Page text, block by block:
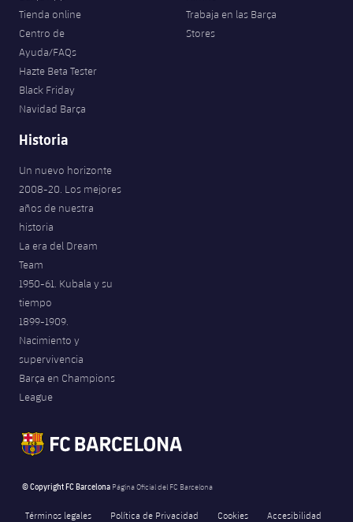
Tienda online
Centro de
Ayuda/FAQs
Hazte Beta Tester
Black Friday
Navidad Barça
Trabaja en las Barça
Stores
Historia
Un nuevo horizonte
2008-20. Los mejores
años de nuestra
historia
La era del Dream
Team
1950-61. Kubala y su
tiempo
1899-1909.
Nacimiento y
supervivencia
Barça en Champions
League
© Copyright FC Barcelona Página Oficial del FC Barcelona
Términos legales Política de Privacidad Cookies Accesibilidad